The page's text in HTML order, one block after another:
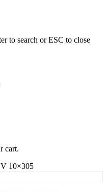
to search or ESC to close
cart.
10×305